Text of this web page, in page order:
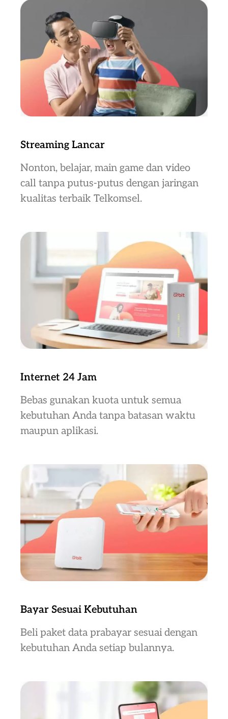
Streaming Lancar
Nonton, belajar, main game dan video
call tanpa putus-putus dengan jaringan
kualitas terbaik Telkomsel.
Internet 24 Jam
Bebas gunakan kuota untuk semua
kebutuhan Anda tanpa batasan waktu
maupun aplikasi.
Bayar Sesuai Kebutuhan
Beli paket data prabayar sesuai dengan
kebutuhan Anda setiap bulannya.